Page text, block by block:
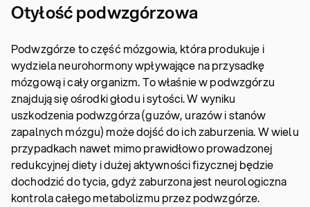
Otyłość podwzgórzowa
Podwzgórze to część mózgowia, która produkuje i
wydziela neurohormony wpływające na przysadkę
mózgową i cały organizm. To właśnie w podwzgórzu
znajdują się ośrodki głodu i sytości. W wyniku
uszkodzenia podwzgórza (guzów, urazów i stanów
zapalnych mózgu) może dojść do ich zaburzenia. W wielu
przypadkach nawet mimo prawidłowo prowadzonej
redukcyjnej diety i dużej aktywności fizycznej będzie
dochodzić do tycia, gdyż zaburzona jest neurologiczna
kontrola całego metabolizmu przez podwzgórze.